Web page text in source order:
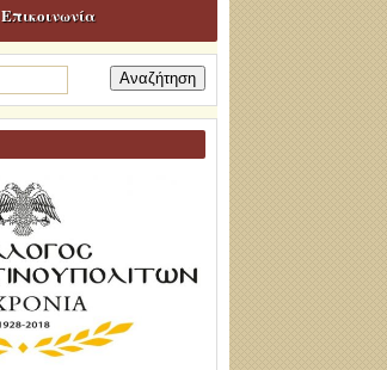
Επικοινωνία